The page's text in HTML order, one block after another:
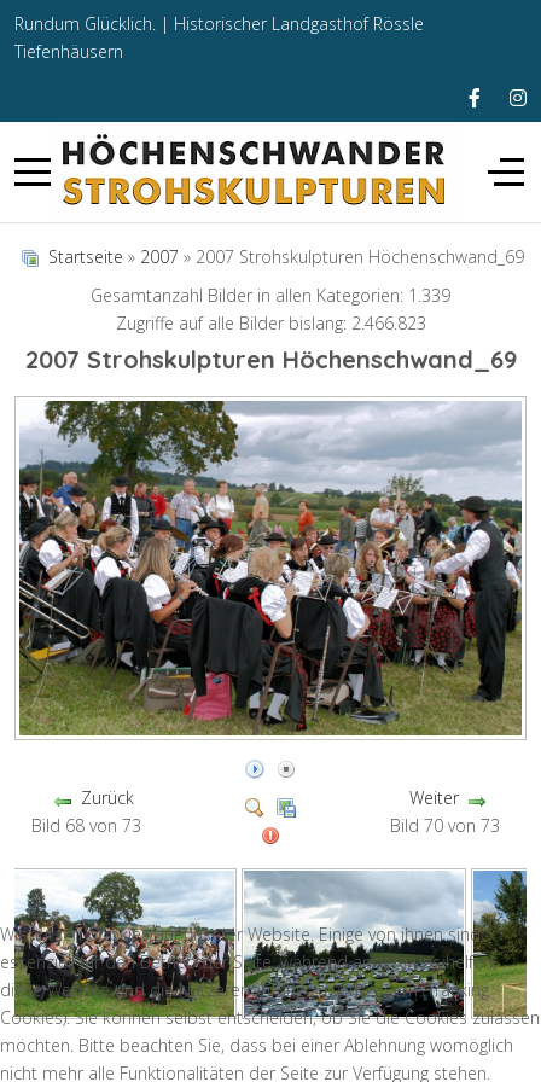
Rundum Glücklich. | Historischer Landgasthof Rössle
Tiefenhäusern
Startseite » 2007 » 2007 Strohskulpturen Höchenschwand_69
Gesamtanzahl Bilder in allen Kategorien: 1.339
Zugriffe auf alle Bilder bislang: 2.466.823
2007 Strohskulpturen Höchenschwand_69
Zurück
Bild 68 von 73
Weiter
Bild 70 von 73
Wir nutzen Cookies auf unserer Website. Einige von ihnen sind
essenziell für den Betrieb der Seite, während andere uns helfen,
diese Website und die Nutzererfahrung zu verbessern (Tracking
Cookies). Sie können selbst entscheiden, ob Sie die Cookies zulassen
möchten. Bitte beachten Sie, dass bei einer Ablehnung womöglich
nicht mehr alle Funktionalitäten der Seite zur Verfügung stehen.